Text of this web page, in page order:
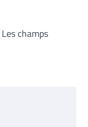
Les champs